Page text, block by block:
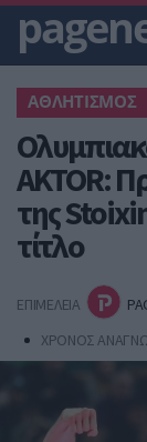
ΑΘΛΗΤΙΣΜΟΣ
AKTOR:
της
τίτλο
ΕΠΙΜΕΛΕΙΑ
ΧΡΟΝΟΣ